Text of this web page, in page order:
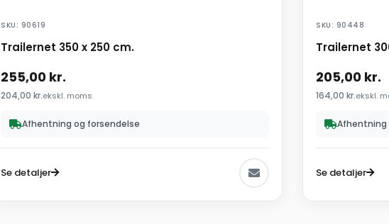
SKU: 90619
Trailernet 350 x 250 cm.
255,00 kr.
204,00 kr.ekskl. moms
Afhentning og forsendelse
Se detaljer
SKU: 90448
Trailernet
205,00 kr.
164,00 kr.ekskl.
Afhentning
Se detaljer